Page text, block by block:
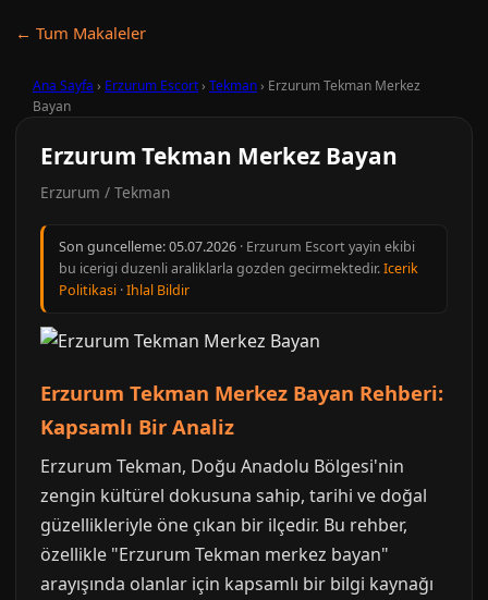
← Tum Makaleler
Ana Sayfa › Erzurum Escort› Tekman› Erzurum Tekman Merkez
Bayan
Erzurum Tekman Merkez Bayan
Erzurum / Tekman
Son guncelleme:05.07.2026 · Erzurum Escort yayin ekibi
bu icerigi duzenli araliklarla gozden gecirmektedir.Icerik
Politikasi ·Ihlal Bildir
Erzurum Tekman Merkez Bayan Rehberi:
Kapsamlı Bir Analiz
Erzurum Tekman, Doğu Anadolu Bölgesi'nin
zengin kültürel dokusuna sahip, tarihi ve doğal
güzellikleriyle öne çıkan bir ilçedir. Bu rehber,
özellikle "Erzurum Tekman merkez bayan"
arayışında olanlar için kapsamlı bir bilgi kaynağı